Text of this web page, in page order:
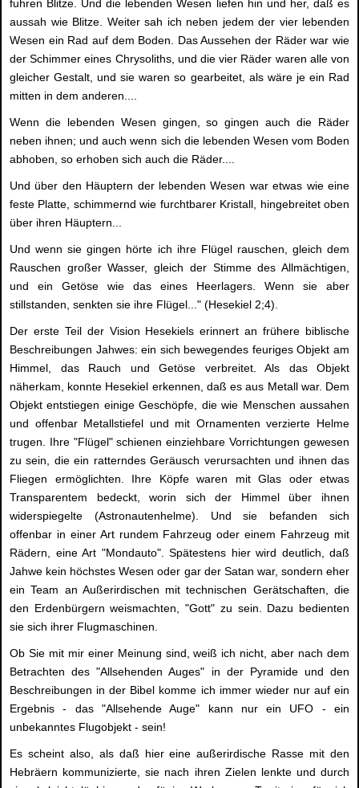
fuhren Blitze. Und die lebenden Wesen liefen hin und her, daß es
aussah wie Blitze. Weiter sah ich neben jedem der vier lebenden
Wesen ein Rad auf dem Boden. Das Aussehen der Räder war wie
der Schimmer eines Chrysoliths, und die vier Räder waren alle von
gleicher Gestalt, und sie waren so gearbeitet, als wäre je ein Rad
mitten in dem anderen....
Wenn die lebenden Wesen gingen, so gingen auch die Räder
neben ihnen; und auch wenn sich die lebenden Wesen vom Boden
abhoben, so erhoben sich auch die Räder....
Und über den Häuptern der lebenden Wesen war etwas wie eine
feste Platte, schimmernd wie furchtbarer Kristall, hingebreitet oben
über ihren Häuptern...
Und wenn sie gingen hörte ich ihre Flügel rauschen, gleich dem
Rauschen großer Wasser, gleich der Stimme des Allmächtigen,
und ein Getöse wie das eines Heerlagers. Wenn sie aber
stillstanden, senkten sie ihre Flügel..." (Hesekiel 2;4).
Der erste Teil der Vision Hesekiels erinnert an frühere biblische
Beschreibungen Jahwes: ein sich bewegendes feuriges Objekt am
Himmel, das Rauch und Getöse verbreitet. Als das Objekt
näherkam, konnte Hesekiel erkennen, daß es aus Metall war. Dem
Objekt entstiegen einige Geschöpfe, die wie Menschen aussahen
und offenbar Metallstiefel und mit Ornamenten verzierte Helme
trugen. Ihre "Flügel" schienen einziehbare Vorrichtungen gewesen
zu sein, die ein ratterndes Geräusch verursachten und ihnen das
Fliegen ermöglichten. Ihre Köpfe waren mit Glas oder etwas
Transparentem bedeckt, worin sich der Himmel über ihnen
widerspiegelte (Astronautenhelme). Und sie befanden sich
offenbar in einer Art rundem Fahrzeug oder einem Fahrzeug mit
Rädern, eine Art "Mondauto". Spätestens hier wird deutlich, daß
Jahwe kein höchstes Wesen oder gar der Satan war, sondern eher
ein Team an Außerirdischen mit technischen Gerätschaften, die
den Erdenbürgern weismachten, "Gott" zu sein. Dazu bedienten
sie sich ihrer Flugmaschinen.
Ob Sie mit mir einer Meinung sind, weiß ich nicht, aber nach dem
Betrachten des "Allsehenden Auges" in der Pyramide und den
Beschreibungen in der Bibel komme ich immer wieder nur auf ein
Ergebnis - das "Allsehende Auge" kann nur ein UFO - ein
unbekanntes Flugobjekt - sein!
Es scheint also, als daß hier eine außerirdische Rasse mit den
Hebräern kommunizierte, sie nach ihren Zielen lenkte und durch